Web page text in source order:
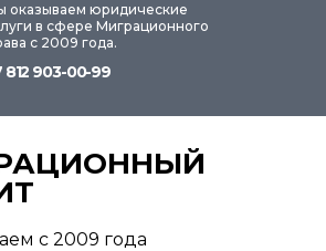
оказываем юридические
в сфере Миграционного
с 2009 года.
812 903-00-99
с 2009 года